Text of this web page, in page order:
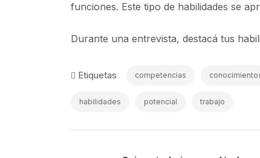
funciones. Este tipo de habilidades se
Durante una entrevista, destacá tus
Etiquetas competencias
habilidades potencial trabajo